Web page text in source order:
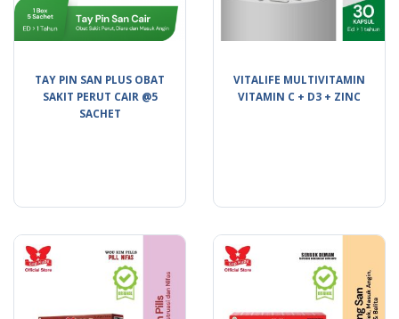
TAY PIN SAN PLUS OBAT
SAKIT PERUT CAIR @5
SACHET
VITALIFE MULTIVITAMIN
VITAMIN C + D3 + ZINC